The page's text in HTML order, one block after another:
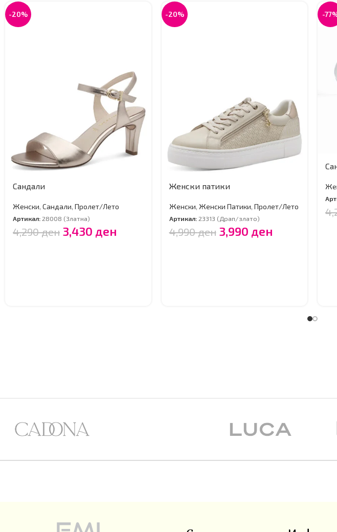
-20%
Сандали
Женски, Сандали, Пролет/Лето
Артикал:28008 (Златна)
4,290ден 3,430 ден
-20%
Женски патики
Женски, Женски Патики, Пролет/Лето
Артикал:23313 (Драп/злато)
4,990ден 3,990 ден
-